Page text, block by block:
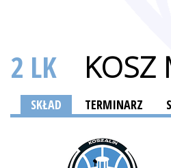
2 LK KOSZ
SKŁAD TERMINARZ